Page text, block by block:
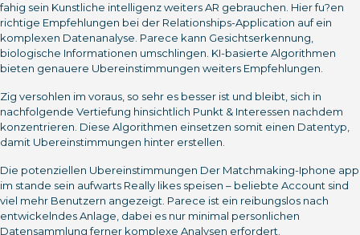
fahig sein Kunstliche intelligenz weiters AR gebrauchen. Hier fu?en
richtige Empfehlungen bei der Relationships-Application auf ein
komplexen Datenanalyse. Parece kann Gesichtserkennung,
biologische Informationen umschlingen. KI-basierte Algorithmen
bieten genauere Ubereinstimmungen weiters Empfehlungen.
Zig versohlen im voraus, so sehr es besser ist und bleibt, sich in
nachfolgende Vertiefung hinsichtlich Punkt & Interessen nachdem
konzentrieren. Diese Algorithmen einsetzen somit einen Datentyp,
damit Ubereinstimmungen hinter erstellen.
Die potenziellen Ubereinstimmungen Der Matchmaking-Iphone app
im stande sein aufwarts Really likes speisen – beliebte Account sind
viel mehr Benutzern angezeigt. Parece ist ein reibungslos nach
entwickelndes Anlage, dabei es nur minimal personlichen
Datensammlung ferner komplexe Analysen erfordert.